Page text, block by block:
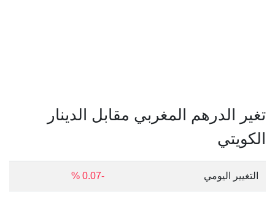
تغير الدرهم المغربي مقابل الدينار
الكويتي
التغيير اليومي -0.07 %